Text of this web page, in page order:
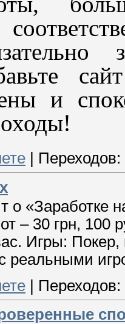
и
Переходов:
о «Заработке
– 30 грн, 100
Игры:
реальными
| Переходов: